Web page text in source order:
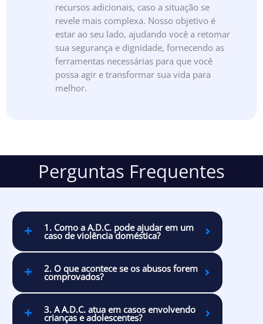
recursos adicionais, caso a situação se
revele mais complexa. Nosso objetivo é
estar ao seu lado, ajudando você a retomar
sua segurança e dignidade, fornecendo as
ferramentas necessárias para que você
possa agir e transformar sua vida para
melhor.
Perguntas Frequentes
1. Como a A.D.C. pode ajudar em um
caso de violência doméstica?
2. O que acontece se os abusos forem
comprovados?
3. A A.D.C. atua em casos envolvendo
crianças e adolescentes?